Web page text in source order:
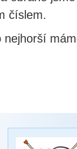
číslem.
nejhorší